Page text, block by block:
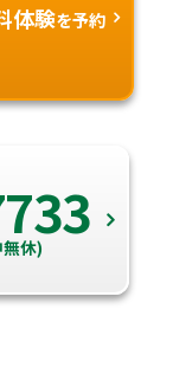
体験を予約
休)